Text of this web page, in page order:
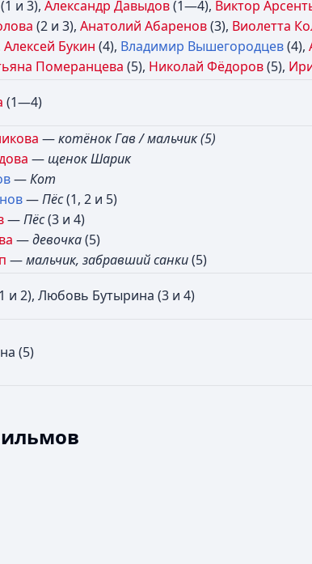
(1 и 3),Александр Давыдов(1—4), Виктор
(2 и 3),Анатолий Абаренов(3), Виолетта
Алексей Букин (4), Владимир Вышегородцев(4),
Померанцева (5), Николай Фёдоров(5),
(1—4)
—котёнок Гав / мальчик (5)
— щенок Шарик
—Кот
—Пёс(1, 2 и 5)
—Пёс(3 и 4)
—девочка(5)
—мальчик, забравший санки(5)
и 2), Любовь Бутырина (3 и 4)
(5)